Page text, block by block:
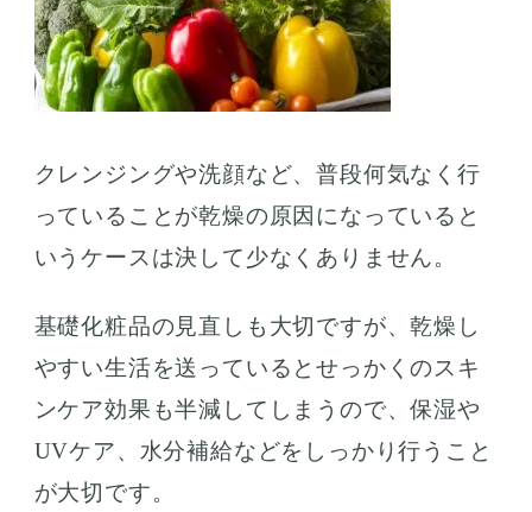
クレンジングや洗顔など、普段何気なく行
っていることが乾燥の原因になっていると
いうケースは決して少なくありません。
基礎化粧品の見直しも大切ですが、乾燥し
やすい生活を送っているとせっかくのスキ
ンケア効果も半減してしまうので、保湿や
UVケア、水分補給などをしっかり行うこと
が大切です。